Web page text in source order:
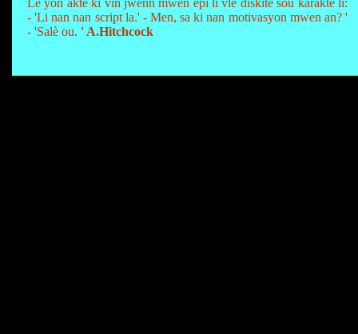
Lè yon aktè ki vin jwenn mwen epi li vle diskite sou karaktè li:
- 'Li nan nan script la.' - Men, sa ki nan motivasyon mwen an? '
- 'Salè ou. ' A.Hitchcock